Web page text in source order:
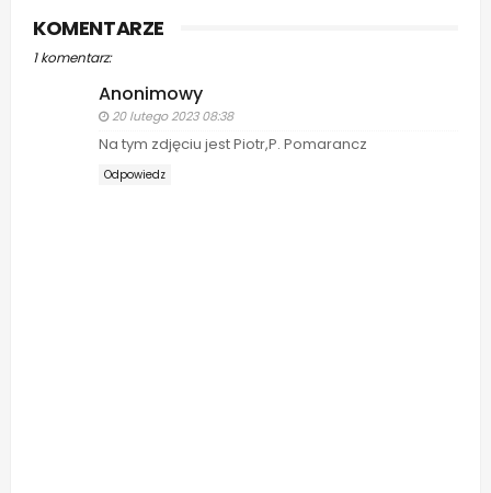
KOMENTARZE
1 komentarz:
Anonimowy
20 lutego 2023 08:38
Na tym zdjęciu jest Piotr,P. Pomarancz
Odpowiedz